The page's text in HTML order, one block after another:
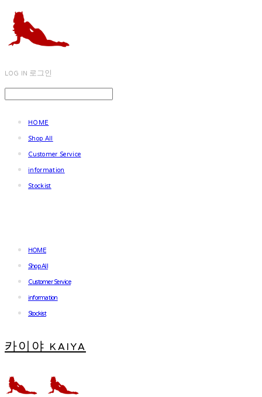
LOG IN로그인
HOME
Shop All
Customer Service
information
Stockist
HOME
Shop All
Customer Service
information
Stockist
카이야 KAIYA